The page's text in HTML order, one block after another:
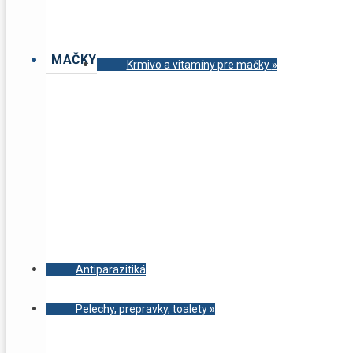
MAČKY Krmivo a vitamíny pre mačky»
Antiparazitiká
Pelechy, prepravky, toalety»